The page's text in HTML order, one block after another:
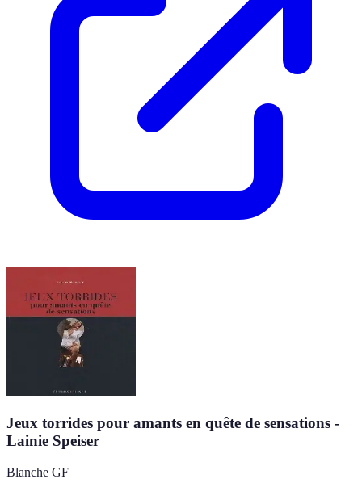
Jeux torrides pour amants en quête de sensations -
Lainie Speiser
Blanche GF